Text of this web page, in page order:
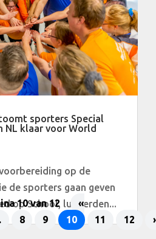
sporters Special
NL klaar voor World
op de
de sporters gaan geven
op School, luisterden...
10 van 12
«
8 9 10 11 12